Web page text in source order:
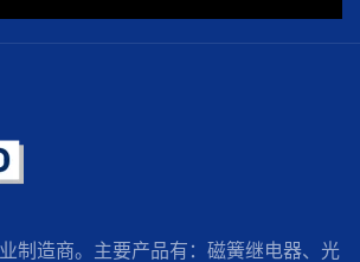
制造商。主要产品有：磁簧继电器、光